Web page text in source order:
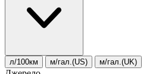
л/100км м/гал.(US) м/гал.(UK)